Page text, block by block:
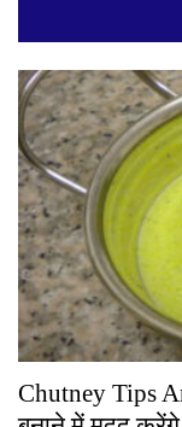
Chutney Tips